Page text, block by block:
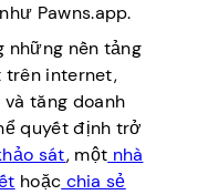
Pawns.app.
những nền tảng
trên internet,
tăng doanh
quyết định trở
sát, một nhà
hoặc chia sẻ